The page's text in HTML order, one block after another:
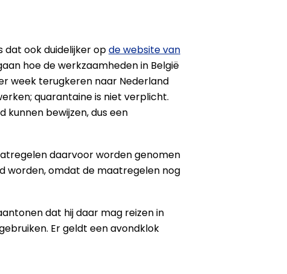
dat ook duidelijker opde website van
hoe de werkzaamheden in België
week terugkeren naar Nederland
quarantaine is niet verplicht.
bewijzen, dus een
daarvoor worden genomen
worden, omdat de maatregelen nog
dat hij daar mag reizen in
Er geldt een avondklok